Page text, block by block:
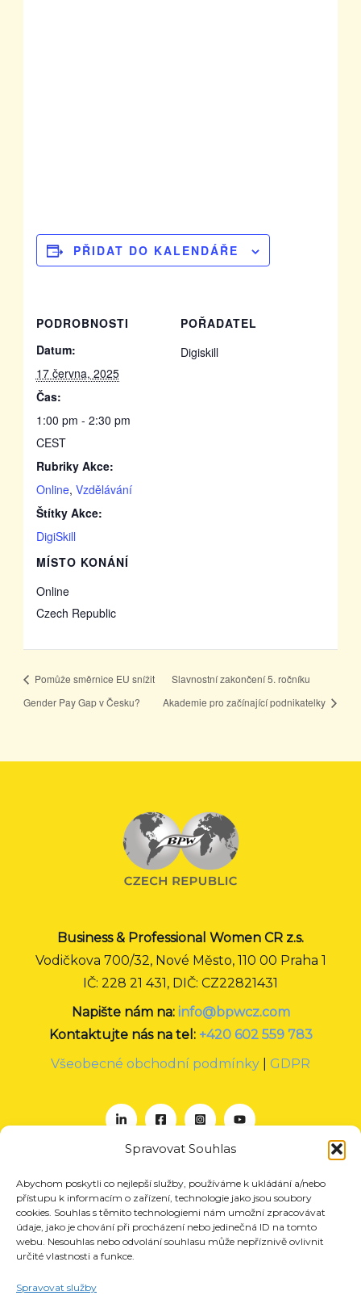
Spravovat Souhlas
Abychom poskytli co nejlepší služby, používáme k ukládání a/nebo
přístupu k informacím o zařízení, technologie jako jsou soubory
cookies. Souhlas s těmito technologiemi nám umožní zpracovávat
údaje, jako je chování při procházení nebo jedinečná ID na tomto
webu. Nesouhlas nebo odvolání souhlasu může nepříznivě ovlivnit
určité vlastnosti a funkce.
Spravovat služby
PŘIDAT DO KALENDÁŘE
PODROBNOSTI
Datum:
17 června, 2025
Čas:
1:00 pm - 2:30 pm
CEST
Rubriky Akce:
Online, Vzdělávání
Štítky Akce:
DigiSkill
MÍSTO KONÁNÍ
Online
Czech Republic
POŘADATEL
Digiskill
Pomůže směrnice EU snížit
Gender Pay Gap v Česku?
Slavnostní zakončení 5. ročníku
Akademie pro začínající podnikatelky
Business & Professional Women CR z.s.
Vodičkova 700/32, Nové Město, 110 00 Praha 1
IČ: 228 21 431, DIČ: CZ22821431
Napište nám na: info@bpwcz.com
Kontaktujte nás na tel: +420 602 559 783
Všeobecné obchodní podmínky
GDPR
O nás
Projekty
Členství